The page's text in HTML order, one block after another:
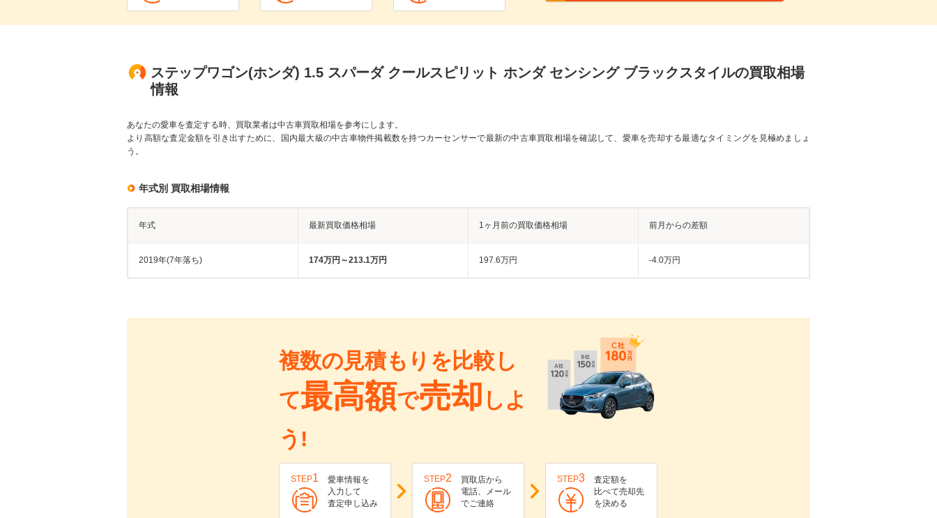
ステップワゴン(ホンダ) 1.5 スパーダ クールスピリット ホンダ センシング ブラックスタイルの買取相場
情報
あなたの愛車を査定する時、買取業者は中古車買取相場を参考にします。
より高額な査定金額を引き出すために、国内最大級の中古車物件掲載数を持つカーセンサーで最新の中古車買取相場を確認して、愛車を売却する最適なタイミングを見極めましょ
う。
年式別 買取相場情報
年式 最新買取価格相場 1ヶ月前の買取価格相場 前月からの差額
2019年(7年落ち) 174万円～213.1万円 197.6万円 -4.0万円
複数の見積もりを比較し
て最高額で売却 しよ
う!
STEP1
愛車情報を
入力して
査定申し込み
STEP2
買取店から
電話、メール
でご連絡
STEP3
査定額を
比べて売却先
を決める